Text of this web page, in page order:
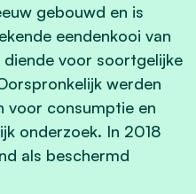
gebouwd en is
eendenkooi van
voor soortgelijke
werden
voor consumptie en
onderzoek. In 2018
als beschermd